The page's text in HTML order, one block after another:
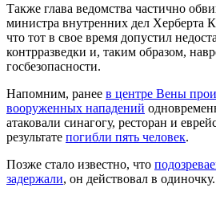
Также глава ведомства частично
министра внутренних дел Херберта
что тот в свое время допустил
контрразведки и, таким образом,
госбезопасности.
Напомним, ранее в центре Вены
вооруженных нападений
атаковали синагогу, ресторан и
результате погибли пять человек.
Позже стало известно, что
задержали, он действовал в одиночку.